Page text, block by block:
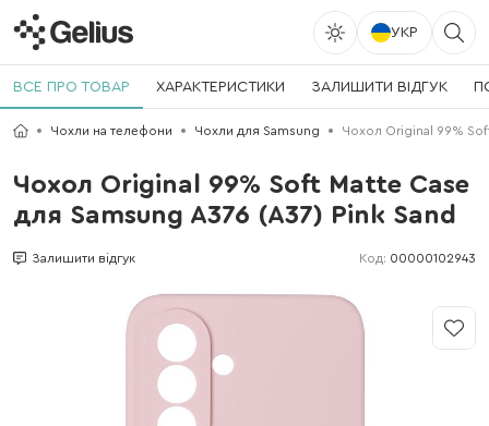
УКР
ВСЕ ПРО ТОВАР ХАРАКТЕРИСТИКИ ЗАЛИШИТИ ВІДГУК
Чохли на телефони Чохли для Samsung Чохол Original 99%
Чохол Original 99% Soft Matte Case
для Samsung A376 (A37) Pink Sand
Залишити відгук Код: 00000102943